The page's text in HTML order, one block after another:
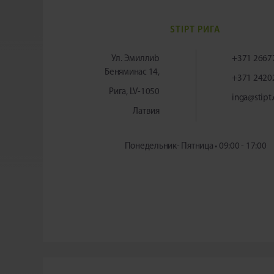
STIPT РИГА
Ул. Эмиллиb
Беняминас 14,
Рига, LV-1050
Латвия
+371
+371
Понедельник- Пятница • 09:00 - 17:00